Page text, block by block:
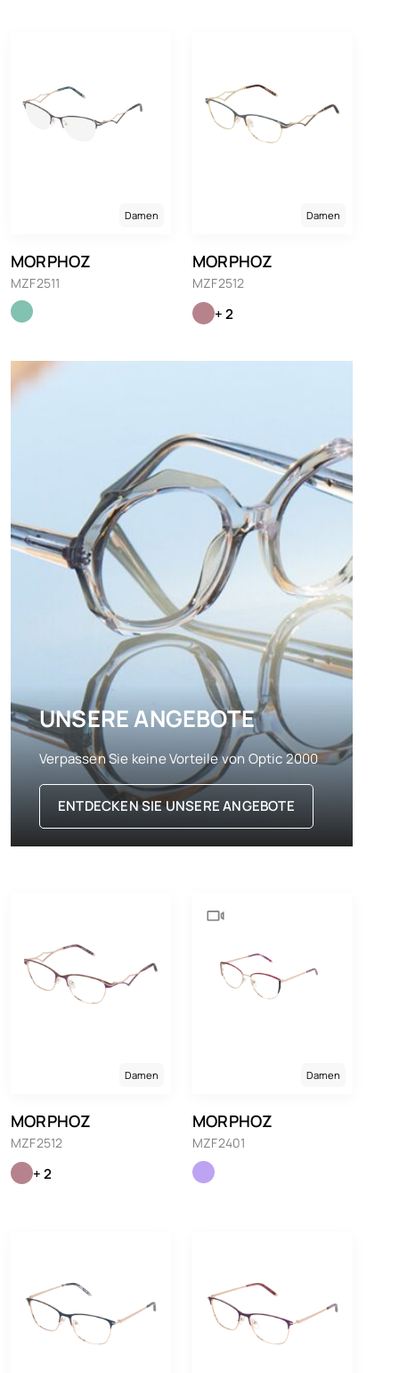
UNSERE ANGEBOTE
Verpassen Sie keine Vorteile von Optic 2000
ENTDECKEN SIE UNSERE ANGEBOTE
Damen
MORPHOZ
MZF2511
Damen
MORPHOZ
MZF2512
+ 2
Damen
MORPHOZ
MZF2512
+ 2
Damen
MORPHOZ
MZF2401